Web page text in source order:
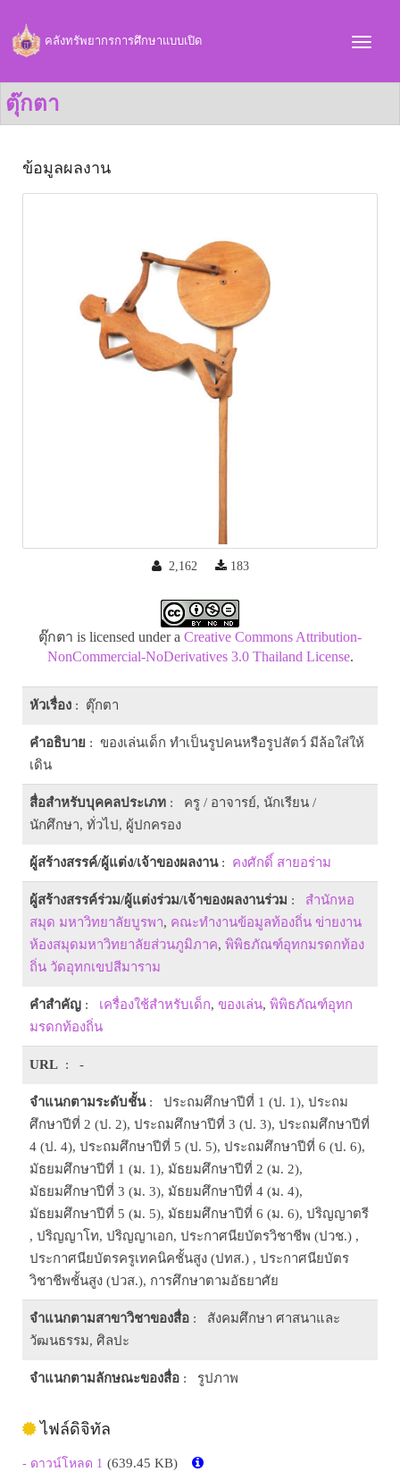
คลังทรัพยากรการศึกษาแบบเปิด
ตุ๊กตา
ข้อมูลผลงาน
2,162 183
ตุ๊กตา is licensed under a Creative Commons Attribution-
NonCommercial-NoDerivatives 3.0 Thailand License.
หัวเรื่อง : ตุ๊กตา
คำอธิบาย : ของเล่นเด็ก ทำเป็นรูปคนหรือรูปสัตว์ มีล้อใส่ให้
เดิน
สื่อสำหรับบุคคลประเภท : ครู / อาจารย์, นักเรียน /
นักศึกษา, ทั่วไป, ผู้ปกครอง
ผู้สร้างสรรค์/ผู้แต่ง/เจ้าของผลงาน: คงศักดิ์ สายอร่าม
ผู้สร้างสรรค์ร่วม/ผู้แต่งร่วม/เจ้าของผลงานร่วม : สำนักหอ
สมุด มหาวิทยาลัยบูรพา, คณะทำงานข้อมูลท้องถิ่น ข่ายงาน
ห้องสมุดมหาวิทยาลัยส่วนภูมิภาค, พิพิธภัณฑ์อุทกมรดกท้อง
ถิ่น วัดอุทกเขปสีมาราม
คำสำคัญ : เครื่องใช้สำหรับเด็ก, ของเล่น, พิพิธภัณฑ์อุทก
มรดกท้องถิ่น
URL : -
จำแนกตามระดับชั้น: ประถมศึกษาปีที่ 1 (ป. 1), ประถม
ศึกษาปีที่ 2 (ป. 2), ประถมศึกษาปีที่ 3 (ป. 3), ประถมศึกษาปีที่
4 (ป. 4), ประถมศึกษาปีที่ 5 (ป. 5), ประถมศึกษาปีที่ 6 (ป. 6),
มัธยมศึกษาปีที่ 1 (ม. 1), มัธยมศึกษาปีที่ 2 (ม. 2),
มัธยมศึกษาปีที่ 3 (ม. 3), มัธยมศึกษาปีที่ 4 (ม. 4),
มัธยมศึกษาปีที่ 5 (ม. 5), มัธยมศึกษาปีที่ 6 (ม. 6), ปริญญาตรี
, ปริญญาโท, ปริญญาเอก, ประกาศนียบัตรวิชาชีพ (ปวช.) ,
ประกาศนียบัตรครูเทคนิคชั้นสูง (ปทส.) , ประกาศนียบัตร
วิชาชีพชั้นสูง (ปวส.), การศึกษาตามอัธยาศัย
จำแนกตามสาขาวิชาของสื่อ : สังคมศึกษา ศาสนาและ
วัฒนธรรม, ศิลปะ
จำแนกตามลักษณะของสื่อ : รูปภาพ
ไฟล์ดิจิทัล
- ดาวน์โหลด 1 (639.45 KB)